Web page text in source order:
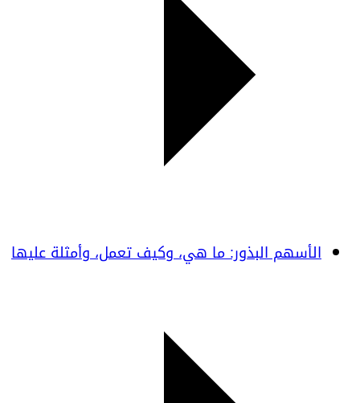
الأسهم البذور: ما هي، وكيف تعمل، وأمثلة عليها